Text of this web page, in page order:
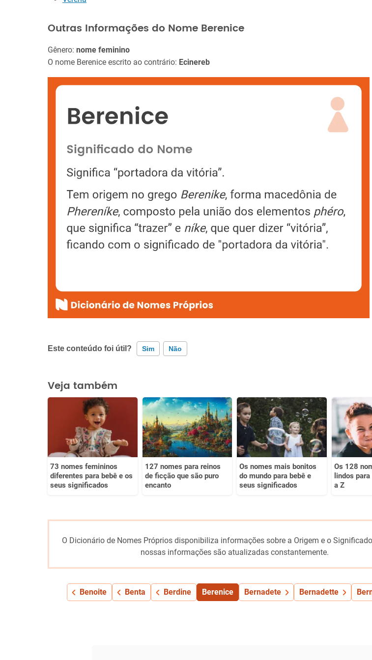
Outras Informações do Nome Berenice
Gênero: nome feminino
O nome Berenice escrito ao contrário: Ecinereb
Este conteúdo foi útil? Sim Não
Este conteúdo contém informação incorreta
Este conteúdo não tem a informação que procuro
Veja também
73 nomes femininos
diferentes para bebê e os
seus significados
127 nomes para reinos
de ficção que são puro
encanto
Os nomes mais bonitos
do mundo para bebê e
seus significados
Os 128
lindos
a Z
O Dicionário de Nomes Próprios disponibiliza informações sobre a Origem e o
nossas informações são atualizadas constantemente.
Benoite Benta Berdine Berenice Bernadete Bernadette